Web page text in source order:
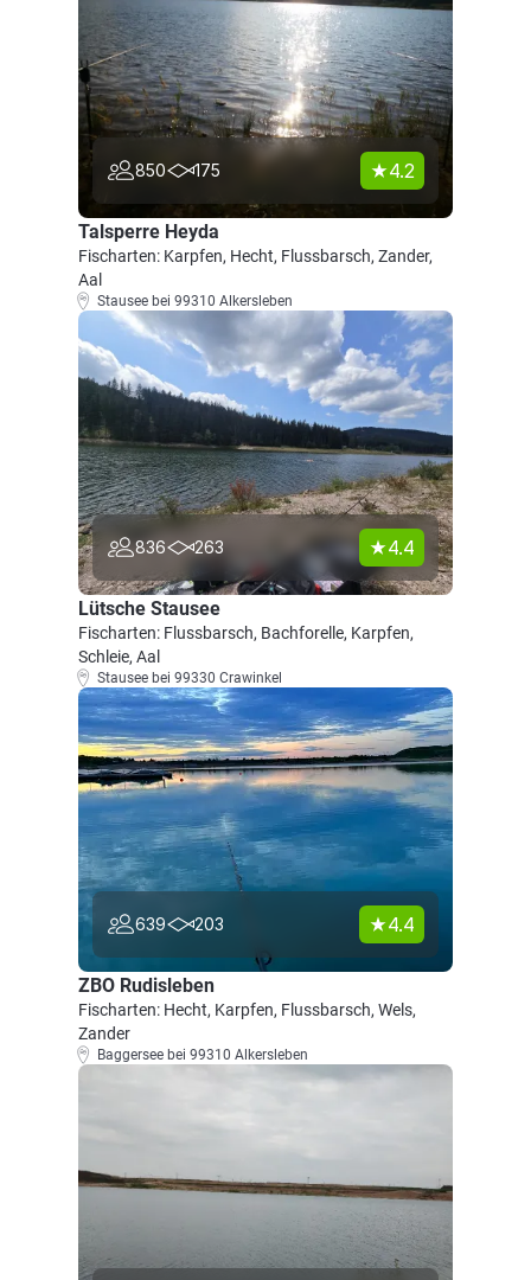
850 175 4.2
Talsperre Heyda
Fischarten: Karpfen, Hecht, Flussbarsch, Zander,
Aal
Stausee bei 99310 Alkersleben
836 263 4.4
Lütsche Stausee
Fischarten: Flussbarsch, Bachforelle, Karpfen,
Schleie, Aal
Stausee bei 99330 Crawinkel
639 203 4.4
ZBO Rudisleben
Fischarten: Hecht, Karpfen, Flussbarsch, Wels,
Zander
Baggersee bei 99310 Alkersleben